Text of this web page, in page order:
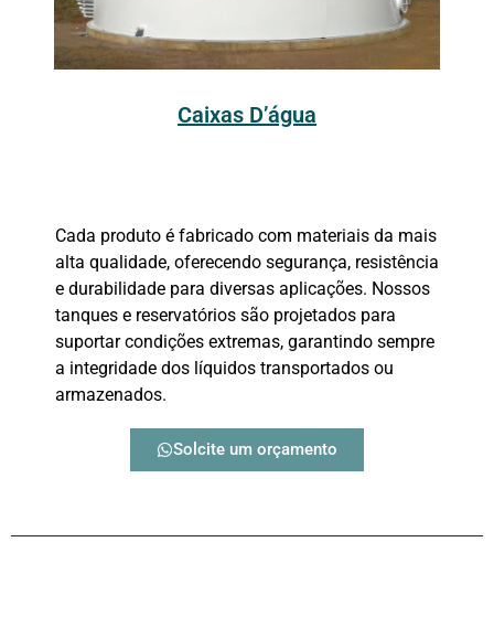
Caixas D’água
Cada produto é fabricado com materiais da mais
alta qualidade, oferecendo segurança, resistência
e durabilidade para diversas aplicações. Nossos
tanques e reservatórios são projetados para
suportar condições extremas, garantindo sempre
a integridade dos líquidos transportados ou
armazenados.
Solcite um orçamento